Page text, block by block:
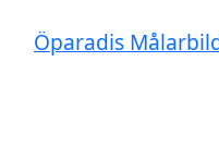
Öparadis